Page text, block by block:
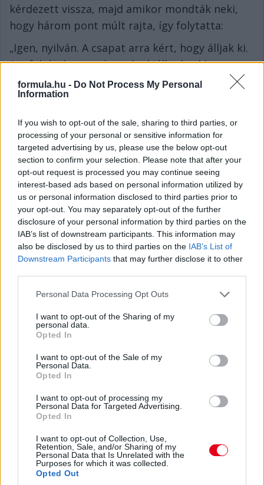
formula.hu - Do Not Process My Personal
Information
If you wish to opt-out of the sale, sharing to third parties, or
processing of your personal or sensitive information for
targeted advertising by us, please use the below opt-out
section to confirm your selection. Please note that after your
opt-out request is processed you may continue seeing
interest-based ads based on personal information utilized by
us or personal information disclosed to third parties prior to
your opt-out. You may separately opt-out of the further
disclosure of your personal information by third parties on the
IAB’s list of downstream participants. This information may
also be disclosed by us to third parties on the IAB’s List of
Downstream Participants that may further disclose it to other
Please note that this website/app uses one or more Google
not limited to your visit or usage behaviour. You may click to
grant or deny consent to Google and its third-party tags to
use your data for below specified purposes in below Google
consent section.
Personal Data Processing Opt Outs
I want to opt-out of the Sharing of my
personal data.
Opted In
I want to opt-out of the Sale of my
Personal Data.
Opted In
I want to opt-out of processing my
Personal Data for Targeted Advertising.
Opted In
I want to opt-out of Collection, Use,
Retention, Sale, and/or Sharing of my
Personal Data that Is Unrelated with the
Purposes for which it was collected.
Opted Out
kérdezett vissza, majd amikor mondták neki,
hogy három pont múlt rajta, így folytatta:
„Igen, nyilván. A csapat arra kért, hogy álljak ki.
Azt feltételeztem, hogy ha kiállunk, akkor
megőrizzük a pozíciónkat. Ha azt mondták
volna, hogy a kiállással pozíciót fogok veszíteni,
Hamilton.
A Ferrari F1-es csapatfőnöke ugyanakkor
megvédte a döntésüket, szerinte ugyanis kint
hagyni is kockázatos lett volna a britet, és nem
számoltak azzal, hogy annyira elhúzódik a
biztonsági autós fázis, hogy már nem
kerülhetett sor újraindításra.
„Beszélgethetünk arról, jó döntés volt-e a
bokszba hívni Lewist. Ha nem állunk ki, akkor
Russell cserél friss lágyakra, előtte pedig
kockázat lett volna. Kicsit meglepődtünk, hogy
olyan sokáig kint maradt a biztonsági autó,
számítottunk újraindításra” – fogalmazott
Vasseur.
MotoGP, WEC, TCR – a hétvége teljes
menetrendje
A Sachsenringre látogat a nyári szünet előtt a
MotoGP, a WEC-ben Interlagosban jön a Le